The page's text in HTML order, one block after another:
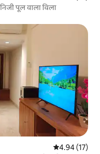
पूल वाला विला
औसत रेटिंग 5 में
4.94 (17)